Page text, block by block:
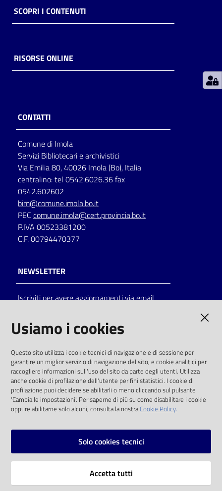
Archivio
storico
Patto
Seguici
su
Catalogo
on line
Eventi
Chiedi al
bibliotecario
Avvisi
Orari
SCOPRI I CONTENUTI
RISORSE ONLINE
CONTATTI
Comune di Imola
Servizi Bibliotecari e archivistici
Via Emilia 80, 40026 Imola (Bo), Italia
centralino: tel 0542.6026.36 fax
0542.602602
bim@comune.imola.bo.it
PEC comune.imola@cert.provincia.bo.it
P.IVA 00523381200
C.F. 00794470377
NEWSLETTER
Iscriviti per avere aggiornamenti via email
solo alle condizioni previste dalla direttiva
comunitaria 2003/98/CE e dal d.lgs. 36/2006
SOCIAL
Instagram
Vai alla pagina
Usiamo i cookies
Questo sito utilizza i cookie tecnici di navigazione e di sessione per
garantire un miglior servizio di navigazione del sito, e cookie analitici per
raccogliere informazioni sull'uso del sito da parte degli utenti. Utilizza
anche cookie di profilazione dell'utente per fini statistici. I cookie di
profilazione puoi decidere se abilitarli o meno cliccando sul pulsante
'Cambia le impostazioni'. Per saperne di più su come disabilitare i cookie
oppure abilitarne solo alcuni, consulta la nostraCookie Policy.
Solo cookies tecnici
Accetta tutti